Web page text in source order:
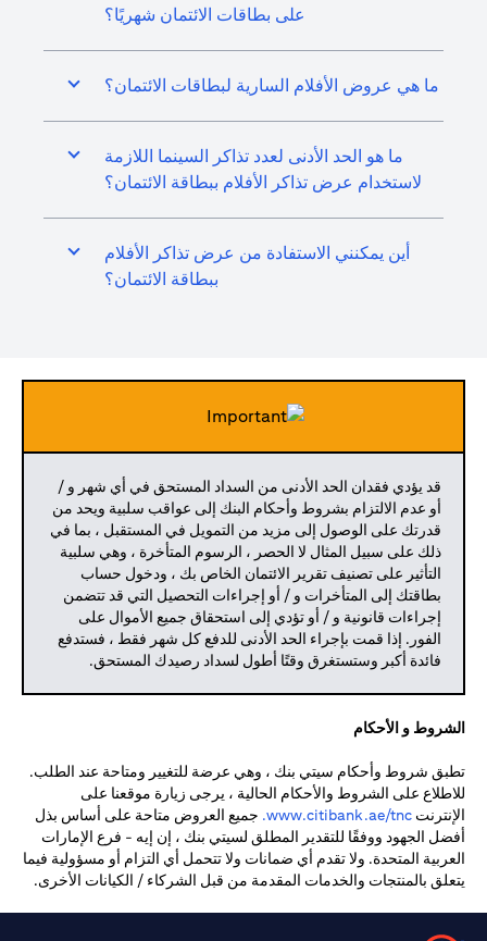
على بطاقات الائتمان شهريًا؟
ما هي عروض الأفلام السارية لبطاقات الائتمان؟
ما هو الحد الأدنى لعدد تذاكر السينما اللازمة
لاستخدام عرض تذاكر الأفلام ببطاقة الائتمان؟
أين يمكنني الاستفادة من عرض تذاكر الأفلام
ببطاقة الائتمان؟
قد يؤدي فقدان الحد الأدنى من السداد المستحق في أي شهر و /
أو عدم الالتزام بشروط وأحكام البنك إلى عواقب سلبية ويحد من
قدرتك على الوصول إلى مزيد من التمويل في المستقبل ، بما في
ذلك على سبيل المثال لا الحصر ، الرسوم المتأخرة ، وهي سلبية
التأثير على تصنيف تقرير الائتمان الخاص بك ، ودخول حساب
بطاقتك إلى المتأخرات و / أو إجراءات التحصيل التي قد تتضمن
إجراءات قانونية و / أو تؤدي إلى استحقاق جميع الأموال على
الفور. إذا قمت بإجراء الحد الأدنى للدفع كل شهر فقط ، فستدفع
فائدة أكبر وستستغرق وقتًا أطول لسداد رصيدك المستحق.
الشروط و الأحكام
تطبق شروط وأحكام سيتي بنك ، وهي عرضة للتغيير ومتاحة عند الطلب.
للاطلاع على الشروط والأحكام الحالية ، يرجى زيارة موقعنا على
الإنترنت www.citibank.ae/tnc. جميع العروض متاحة على أساس بذل
أفضل الجهود ووفقًا للتقدير المطلق لسيتي بنك ، إن إيه - فرع الإمارات
العربية المتحدة. ولا تقدم أي ضمانات ولا تتحمل أي التزام أو مسؤولية فيما
يتعلق بالمنتجات والخدمات المقدمة من قبل الشركاء / الكيانات الأخرى.